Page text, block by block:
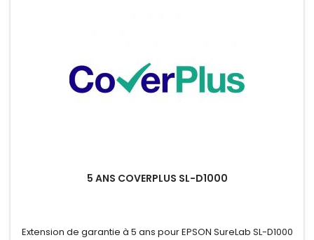
5 ANS COVERPLUS SL-D1000
Extension de garantie à 5 ans pour EPSON SureLab SL-D1000